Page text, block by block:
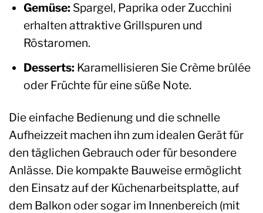
Gemüse: Spargel, Paprika oder Zucchini
erhalten attraktive Grillspuren und
Röstaromen.
Desserts: Karamellisieren Sie Crème brûlée
oder Früchte für eine süße Note.
Die einfache Bedienung und die schnelle
Aufheizzeit machen ihn zum idealen Gerät für
den täglichen Gebrauch oder für besondere
Anlässe. Die kompakte Bauweise ermöglicht
den Einsatz auf der Küchenarbeitsplatte, auf
dem Balkon oder sogar im Innenbereich (mit